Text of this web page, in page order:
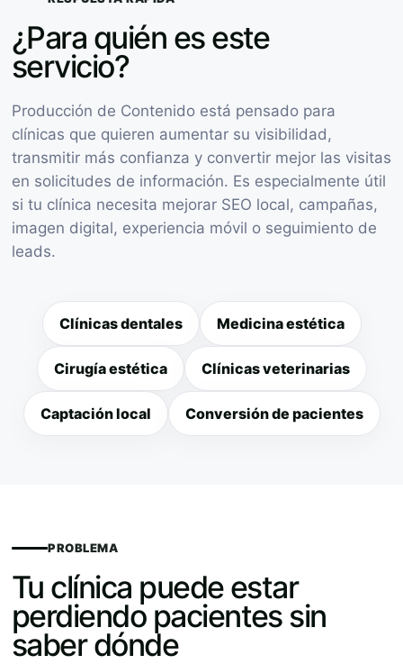
¿Para quién es este
servicio?
Producción de Contenido está pensado para
clínicas que quieren aumentar su visibilidad,
transmitir más confianza y convertir mejor las visitas
en solicitudes de información. Es especialmente útil
si tu clínica necesita mejorar SEO local, campañas,
imagen digital, experiencia móvil o seguimiento de
leads.
Clínicas dentales Medicina estética
Cirugía estética Clínicas veterinarias
Captación local Conversión de pacientes
PROBLEMA
Tu clínica puede estar
perdiendo pacientes sin
saber dónde